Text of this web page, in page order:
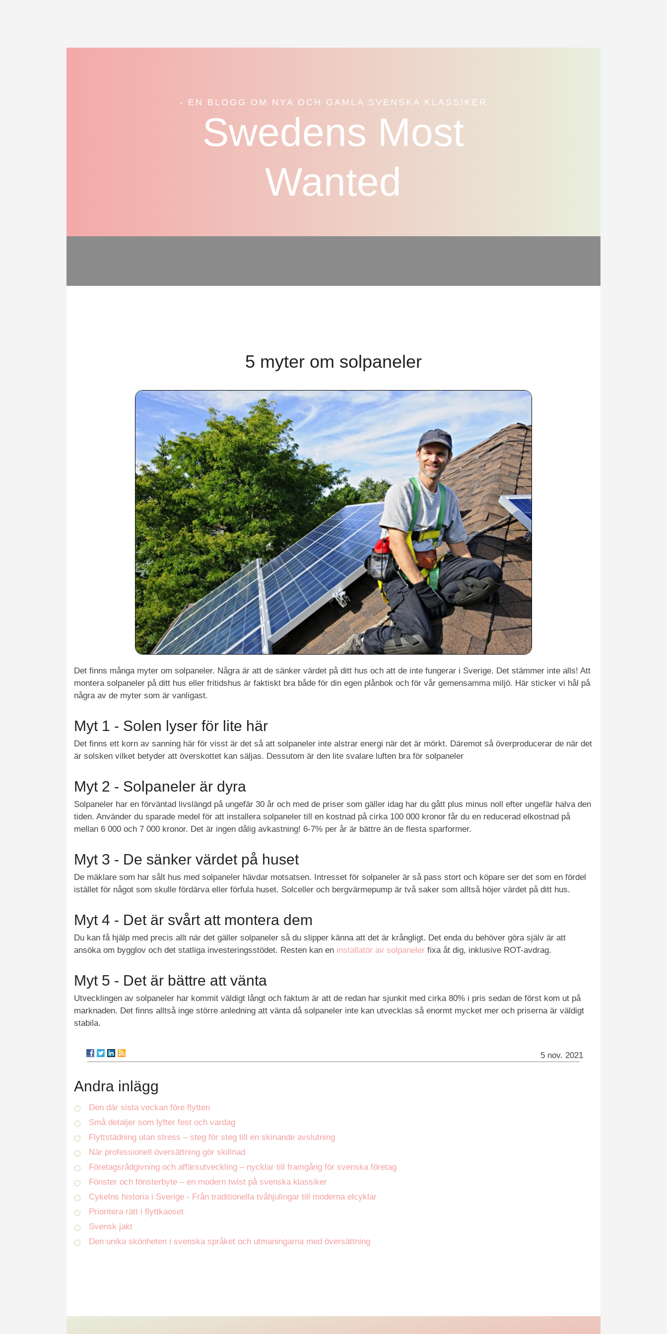
- EN BLOGG OM NYA OCH GAMLA SVENSKA KLASSIKER
Swedens Most
Wanted
5 myter om solpaneler
Det finns många myter om solpaneler. Några är att de sänker värdet på ditt hus och att de inte fungerar i Sverige. Det stämmer inte alls! Att
montera solpaneler på ditt hus eller fritidshus är faktiskt bra både för din egen plånbok och för vår gemensamma miljö. Här sticker vi hål på
några av de myter som är vanligast.
Myt 1 - Solen lyser för lite här
Det finns ett korn av sanning här för visst är det så att solpaneler inte alstrar energi när det är mörkt. Däremot så överproducerar de när det
är solsken vilket betyder att överskottet kan säljas. Dessutom är den lite svalare luften bra för solpaneler
Myt 2 - Solpaneler är dyra
Solpaneler har en förväntad livslängd på ungefär 30 år och med de priser som gäller idag har du gått plus minus noll efter ungefär halva den
tiden. Använder du sparade medel för att installera solpaneler till en kostnad på cirka 100 000 kronor får du en reducerad elkostnad på
mellan 6 000 och 7 000 kronor. Det är ingen dålig avkastning! 6-7% per år är bättre än de flesta sparformer.
Myt 3 - De sänker värdet på huset
De mäklare som har sålt hus med solpaneler hävdar motsatsen. Intresset för solpaneler är så pass stort och köpare ser det som en fördel
istället för något som skulle fördärva eller förfula huset. Solceller och bergvärmepump är två saker som alltså höjer värdet på ditt hus.
Myt 4 - Det är svårt att montera dem
Du kan få hjälp med precis allt när det gäller solpaneler så du slipper känna att det är krångligt. Det enda du behöver göra själv är att
ansöka om bygglov och det statliga investeringsstödet. Resten kan en installatör av solpaneler fixa åt dig, inklusive ROT-avdrag.
Myt 5 - Det är bättre att vänta
Utvecklingen av solpaneler har kommit väldigt långt och faktum är att de redan har sjunkit med cirka 80% i pris sedan de först kom ut på
marknaden. Det finns alltså inge större anledning att vänta då solpaneler inte kan utvecklas så enormt mycket mer och priserna är väldigt
stabila.
5 nov. 2021
Andra inlägg
Den där sista veckan före flytten
Små detaljer som lyfter fest och vardag
Flyttstädning utan stress – steg för steg till en skinande avslutning
När professionell översättning gör skillnad
Företagsrådgivning och affärsutveckling – nycklar till framgång för svenska företag
Fönster och fönsterbyte – en modern twist på svenska klassiker
Cykelns historia i Sverige - Från traditionella tvåhjulingar till moderna elcyklar
Prioritera rätt i flyttkaoset
Svensk jakt
Den unika skönheten i svenska språket och utmaningarna med översättning